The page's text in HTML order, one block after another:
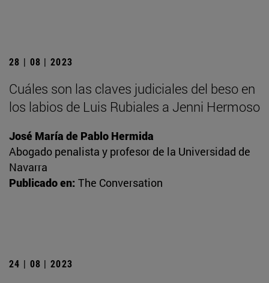
28 | 08 | 2023
Cuáles son las claves judiciales del beso en
los labios de Luis Rubiales a Jenni Hermoso
José María de Pablo Hermida
Abogado penalista y profesor de la Universidad de
Navarra
Publicado en: The Conversation
24 | 08 | 2023